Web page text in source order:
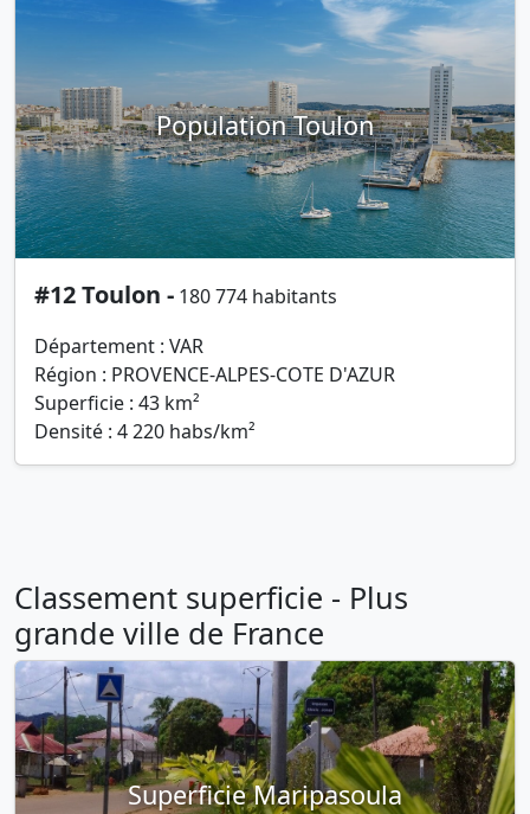
Population Toulon
#12 Toulon - 180 774 habitants
Département : VAR
Région : PROVENCE-ALPES-COTE D'AZUR
Superficie : 43 km²
Densité : 4 220 habs/km²
Classement superficie - Plus
grande ville de France
Superficie Maripasoula